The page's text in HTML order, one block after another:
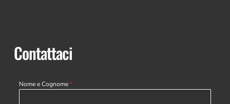
Contattaci
Nome e Cognome*